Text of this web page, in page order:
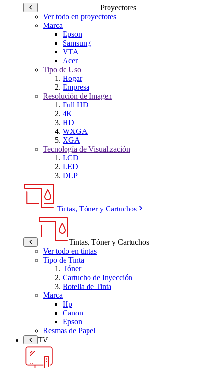
Proyectores
Ver todo en proyectores
Marca
Epson
Samsung
VTA
Acer
Tipo de Uso
Hogar
Empresa
Resolución de Imagen
Full HD
4K
HD
WXGA
XGA
Tecnología de Visualización
LCD
LED
DLP
Tintas, Tóner y Cartuchos
Tintas, Tóner y Cartuchos
Ver todo en tintas
Tipo de Tinta
Tóner
Cartucho de Inyección
Botella de Tinta
Marca
Hp
Canon
Epson
Resmas de Papel
TV